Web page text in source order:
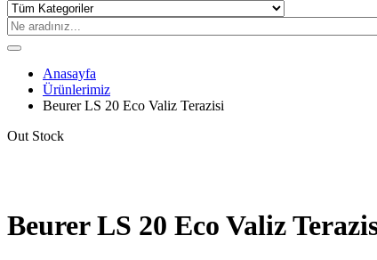
Anasayfa
Ürünlerimiz
Beurer LS 20 Eco Valiz Terazisi
Out Stock
Beurer LS 20 Eco Valiz